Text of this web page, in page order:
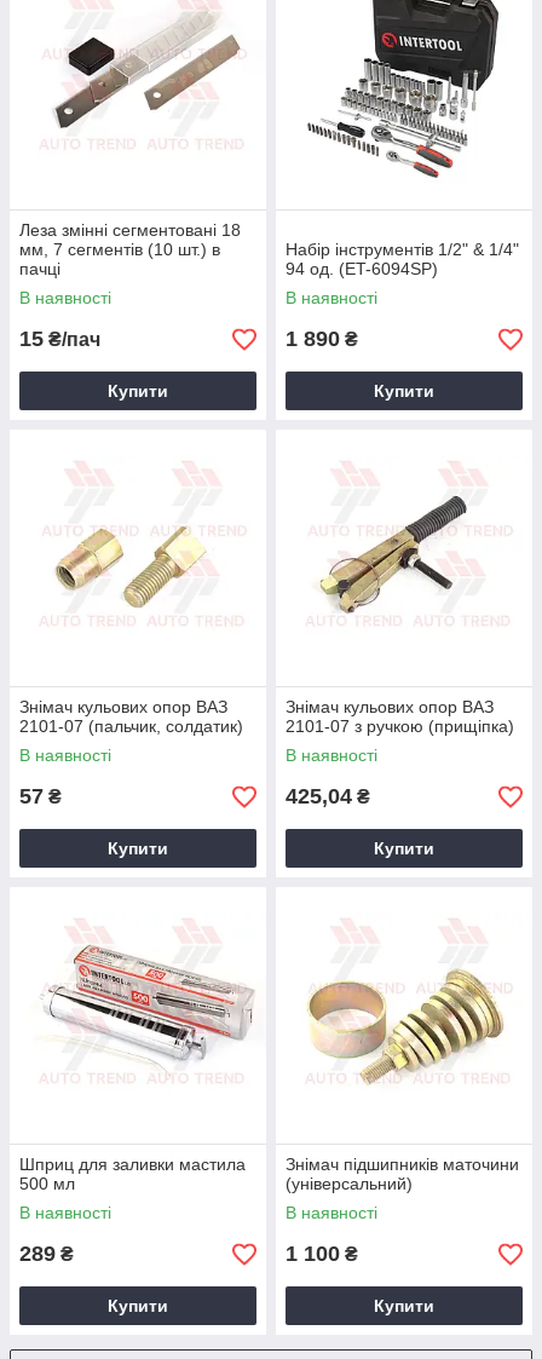
Леза змінні сегментовані 18
мм, 7 сегментів (10 шт.) в
пачці
В наявності
15 ₴/пач
Купити
Набір інструментів 1/2" & 1/4"
94 од. (ET-6094SP)
В наявності
1 890 ₴
Купити
Знімач кульових опор ВАЗ
2101-07 (пальчик, солдатик)
В наявності
57 ₴
Купити
Знімач кульових опор ВАЗ
2101-07 з ручкою (прищіпка)
В наявності
425,04 ₴
Купити
Шприц для заливки мастила
500 мл
В наявності
289 ₴
Купити
Знімач підшипників маточини
(універсальний)
В наявності
1 100 ₴
Купити